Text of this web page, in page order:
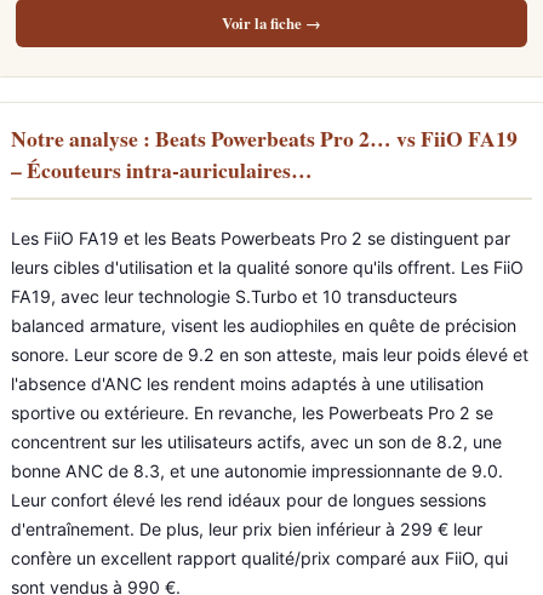
Voir la fiche →
Notre analyse : Beats Powerbeats Pro 2… vs FiiO FA19
– Écouteurs intra-auriculaires…
Les FiiO FA19 et les Beats Powerbeats Pro 2 se distinguent par
leurs cibles d'utilisation et la qualité sonore qu'ils offrent. Les FiiO
FA19, avec leur technologie S.Turbo et 10 transducteurs
balanced armature, visent les audiophiles en quête de précision
sonore. Leur score de 9.2 en son atteste, mais leur poids élevé et
l'absence d'ANC les rendent moins adaptés à une utilisation
sportive ou extérieure. En revanche, les Powerbeats Pro 2 se
concentrent sur les utilisateurs actifs, avec un son de 8.2, une
bonne ANC de 8.3, et une autonomie impressionnante de 9.0.
Leur confort élevé les rend idéaux pour de longues sessions
d'entraînement. De plus, leur prix bien inférieur à 299 € leur
confère un excellent rapport qualité/prix comparé aux FiiO, qui
sont vendus à 990 €.